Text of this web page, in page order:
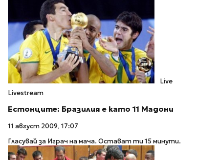
Live
Livestream
Естонците: Бразилия е като 11 Мадони
11 август 2009, 17:07
Гласувай за Играч на мача. Остават ти 15 минути.